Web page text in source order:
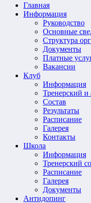
Главная
Информация
Руководство
Основные
Структура
Документы
Платные
Вакансии
Клуб
Информация
Тренерский и
Состав
Результаты
Расписание
Галерея
Контакты
Школа
Информация
Тренерский
Расписание
Галерея
Документы
Антидопинг